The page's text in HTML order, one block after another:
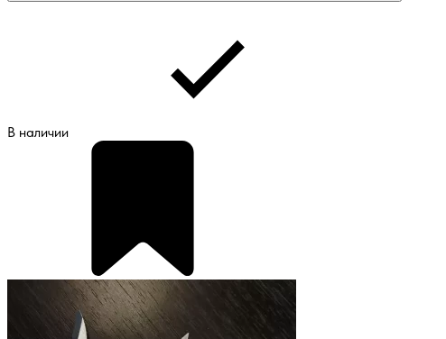
В наличии